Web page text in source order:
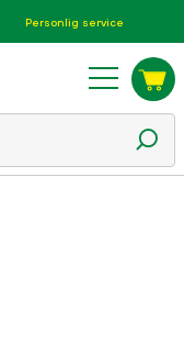
Personlig service